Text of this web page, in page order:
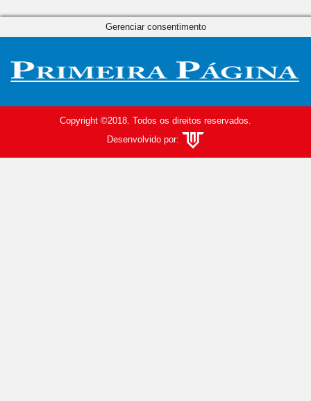
Copyright ©2018. Todos os direitos reservados.
Desenvolvido por:
Gerenciar consentimento